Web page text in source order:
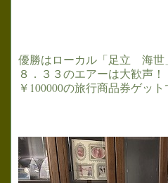
優勝はローカル「足立 海世
８．３３のエアーは大歓声！
￥100000の旅行商品券ゲッ